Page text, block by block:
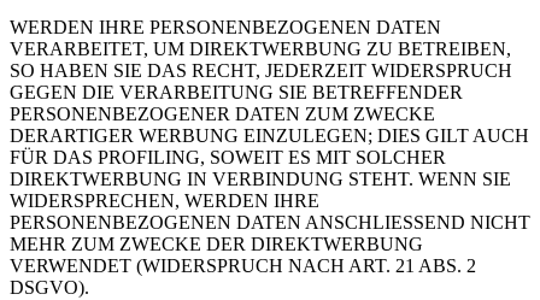
WERDEN IHRE PERSONENBEZOGENEN DATEN
VERARBEITET, UM DIREKTWERBUNG ZU BETREIBEN,
SO HABEN SIE DAS RECHT, JEDERZEIT WIDERSPRUCH
GEGEN DIE VERARBEITUNG SIE BETREFFENDER
PERSONENBEZOGENER DATEN ZUM ZWECKE
DERARTIGER WERBUNG EINZULEGEN; DIES GILT AUCH
FÜR DAS PROFILING, SOWEIT ES MIT SOLCHER
DIREKTWERBUNG IN VERBINDUNG STEHT. WENN SIE
WIDERSPRECHEN, WERDEN IHRE
PERSONENBEZOGENEN DATEN ANSCHLIESSEND NICHT
MEHR ZUM ZWECKE DER DIREKTWERBUNG
VERWENDET (WIDERSPRUCH NACH ART. 21 ABS. 2
DSGVO).